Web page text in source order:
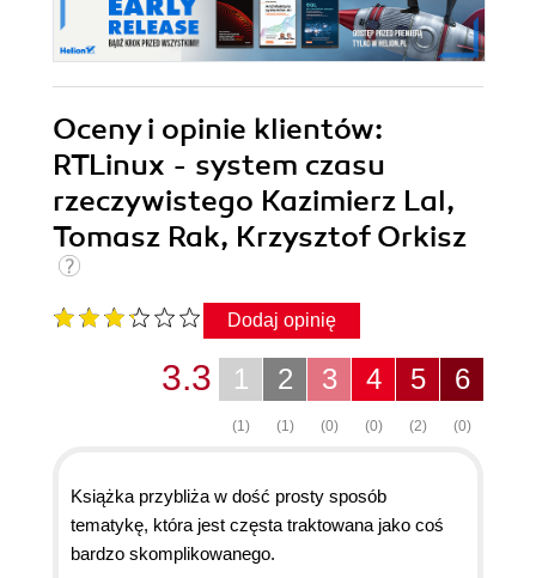
Oceny i opinie klientów:
RTLinux - system czasu
rzeczywistego Kazimierz Lal,
Tomasz Rak, Krzysztof Orkisz
Dodaj opinię
6
(0)
5
(2)
4
(0)
3
(0)
2
(1)
1
(1)
3.3
Książka przybliża w dość prosty sposób
tematykę, która jest częsta traktowana jako coś
bardzo skomplikowanego.